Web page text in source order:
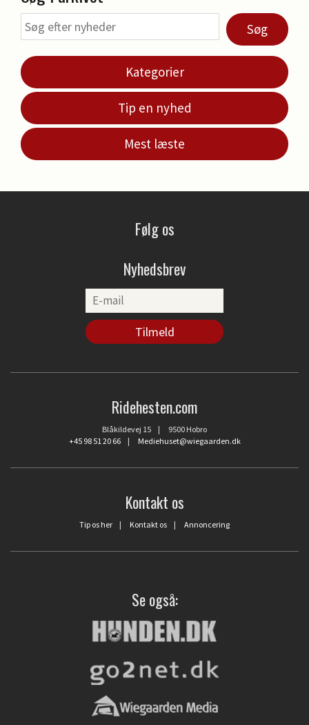
Søg
Kategorier
Tip en nyhed
Mest læste
Følg os
Nyhedsbrev
Ridehesten.com
Blåkildevej 15 | 9500 Hobro
+45 98 51 20 66| Mediehuset@wiegaarden.dk
Kontakt os
Tip os her | Kontakt os | Annoncering
Se også: